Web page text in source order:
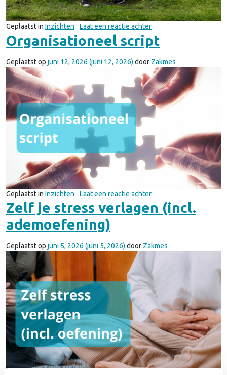
Geplaatst in Inzichten Laat een reactie achterop BIRD & Corael
Organisationeel script
Geplaatst op juni 12, 2026 (juni 12, 2026) door Zakmes
Geplaatst in Inzichten Laat een reactie achterop Organisationeel
Zelf je stress verlagen (incl.
ademoefening)
Geplaatst op juni 5, 2026 (juni 5, 2026) door Zakmes